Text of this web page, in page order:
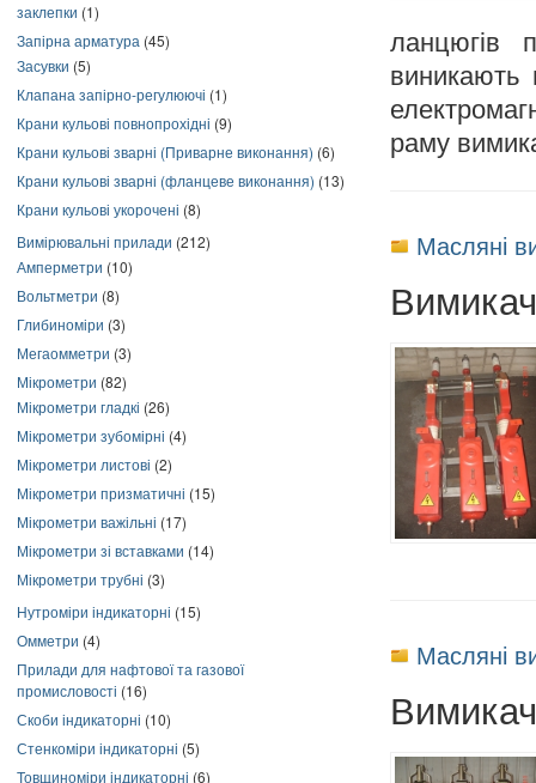
заклепки (1)
Запірна арматура (45)
Засувки (5)
Клапана запірно-регулюючі (1)
Крани кульові повнопрохідні (9)
Крани кульові зварні (Приварне виконання) (6)
Крани кульові зварні (фланцеве виконання) (13)
Крани кульові укорочені (8)
Вимірювальні прилади (212)
Амперметри (10)
Вольтметри (8)
Глибиноміри (3)
Мегаомметри (3)
Мікрометри (82)
Мікрометри гладкі (26)
Мікрометри зубомірні (4)
Мікрометри листові (2)
Мікрометри призматичні (15)
Мікрометри важільні (17)
Мікрометри зі вставками (14)
Мікрометри трубні (3)
Нутроміри індикаторні (15)
Омметри (4)
Прилади для нафтової та газової
промисловості (16)
Скоби індикаторні (10)
Стенкоміри індикаторні (5)
Товщиноміри індикаторні (6)
ланцюгів
виникають
раму
Масляні
Масляні